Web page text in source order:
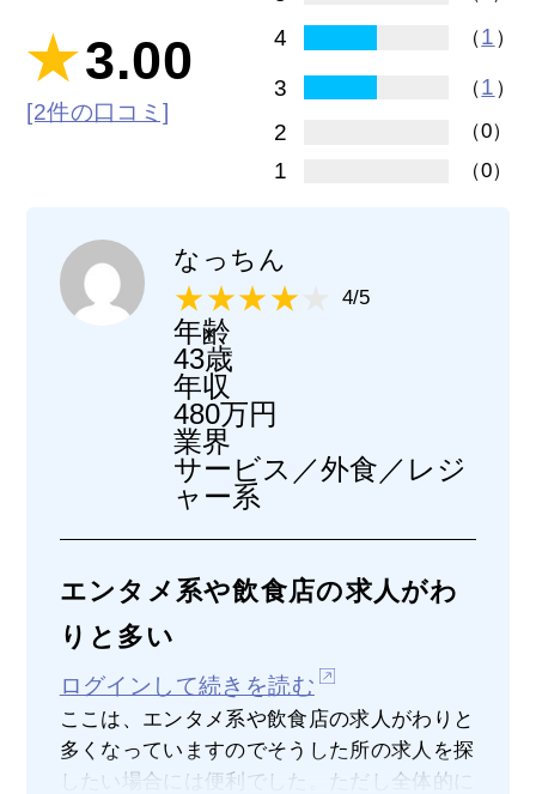
3.00
[2件の口コミ]
4 （1 ）
3 （1 ）
2 （0）
1 （0）
なっちん
4/5
年齢
43歳
年収
480万円
業界
サービス／外食／レジ
ャー系
エンタメ系や飲食店の求人がわ
りと多い
ログインして続きを読む
ここは、エンタメ系や飲食店の求人がわりと
多くなっていますのでそうした所の求人を探
したい場合には便利でした。ただし全体的に